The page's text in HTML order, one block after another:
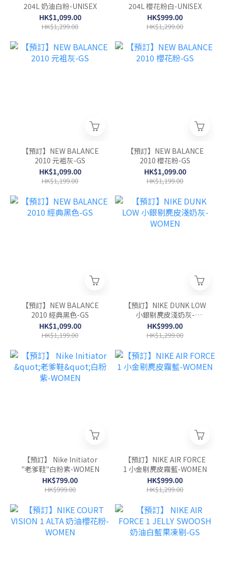
204L 奶油白粉-UNISEX
HK$1,099.00
HK$1,299.00
204L 櫻花粉白-UNISEX
HK$999.00
HK$1,299.00
【預訂】NEW BALANCE
2010 元袓灰-GS
HK$1,099.00
HK$1,199.00
【預訂】NEW BALANCE
2010 櫻花粉-GS
HK$1,099.00
HK$1,199.00
【預訂】NEW BALANCE
2010 經典黑色-GS
HK$1,099.00
HK$1,199.00
【預訂】NIKE DUNK LOW
小銀剔麂皮淺奶灰-
WOMEN
HK$999.00
HK$1,299.00
【預訂】 Nike Initiator
"老爹鞋"白粉紫-WOMEN
HK$799.00
HK$999.00
【預訂】NIKE AIR FORCE
1 小金剔麂皮霧藍-WOMEN
HK$999.00
HK$1,299.00